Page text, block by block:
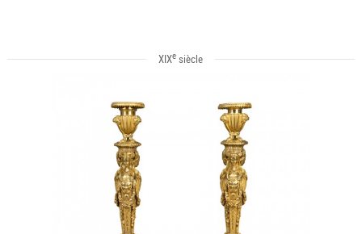
XIXe siècle